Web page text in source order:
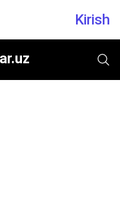
Kirish